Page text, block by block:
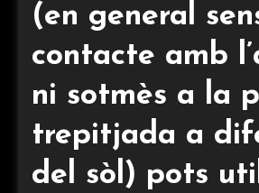
(en general
contacte amb
ni sotmès a la
trepitjada a
del sòl) pots